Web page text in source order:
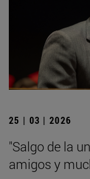
25 | 03 | 2026
"Salgo de la
amigos y